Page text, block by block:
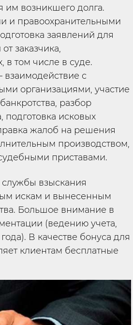
возникшего долга.
и правоохранительными
заявлений для
заказчика,
в том числе в суде.
взаимодействие с
организациями, участие
разбор
подготовка исковых
жалоб на решения
производством,
приставами.
взыскания
искам и вынесенным
Большое внимание в
(ведению учета,
В качестве бонуса для
клиентам бесплатные